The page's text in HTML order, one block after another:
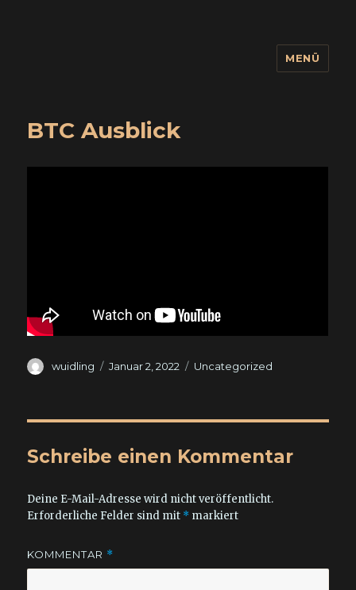
MENÜ
BTC Ausblick
Autor
wuidling
Veröffentlicht
Januar 2, 2022 Kategorien
Uncategorized
Schreibe einen Kommentar
Deine E-Mail-Adresse wird nicht veröffentlicht.
Erforderliche Felder sind mit * markiert
KOMMENTAR *